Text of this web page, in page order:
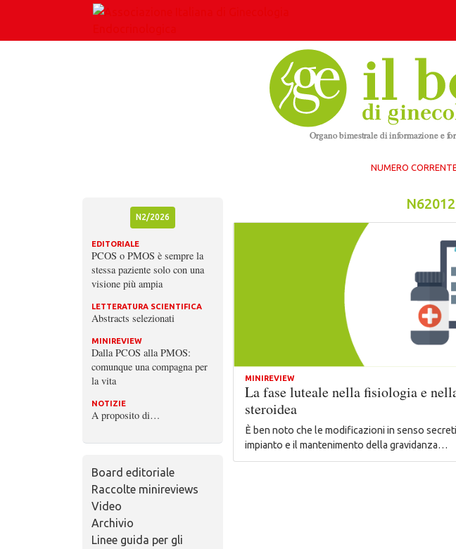
Skip
NUMERO
N2/2026
EDITORIALE
PCOS o PMOS è sempre la
stessa paziente solo con una
visione più ampia
LETTERATURA SCIENTIFICA
Abstracts selezionati
MINIREVIEW
Dalla PCOS alla PMOS:
comunque una compagna per
la vita
NOTIZIE
A proposito di…
Board editoriale
Raccolte minireviews
Video
Archivio
Linee guida per gli
MINIREVIEW
La fase luteale nella fisiologia e
steroidea
È ben noto che le modificazioni in senso
impianto e il mantenimento della gravidanza…